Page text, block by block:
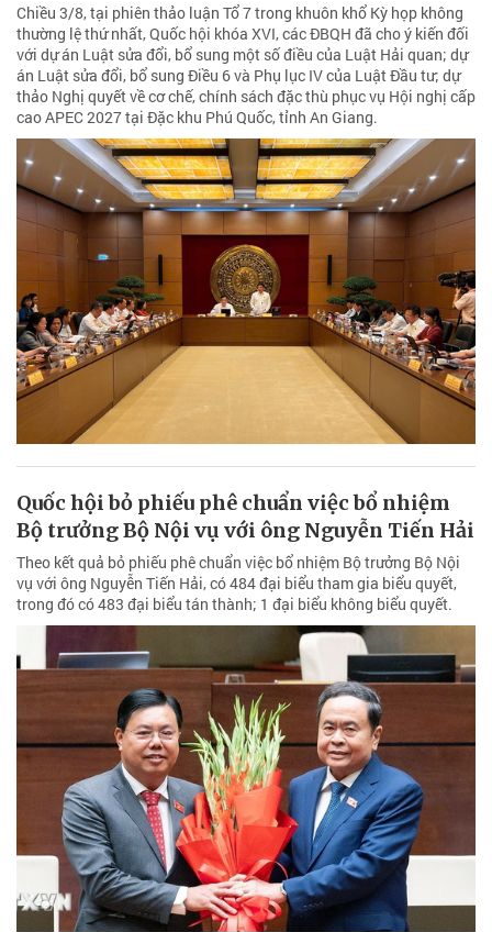
Chiều 3/8, tại phiên thảo luận Tổ 7 trong khuôn khổ Kỳ họp không
thường lệ thứ nhất, Quốc hội khóa XVI, các ĐBQH đã cho ý kiến đối
với dự án Luật sửa đổi, bổ sung một số điều của Luật Hải quan; dự
án Luật sửa đổi, bổ sung Điều 6 và Phụ lục IV của Luật Đầu tư; dự
thảo Nghị quyết về cơ chế, chính sách đặc thù phục vụ Hội nghị cấp
cao APEC 2027 tại Đặc khu Phú Quốc, tỉnh An Giang.
Quốc hội bỏ phiếu phê chuẩn việc bổ nhiệm
Bộ trưởng Bộ Nội vụ với ông Nguyễn Tiến Hải
Theo kết quả bỏ phiếu phê chuẩn việc bổ nhiệm Bộ trưởng Bộ Nội
vụ với ông Nguyễn Tiến Hải, có 484 đại biểu tham gia biểu quyết,
trong đó có 483 đại biểu tán thành; 1 đại biểu không biểu quyết.